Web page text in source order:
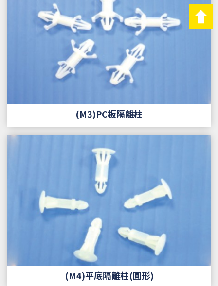
(M3)PC板隔離柱
(M4)平底隔離柱(圓形)